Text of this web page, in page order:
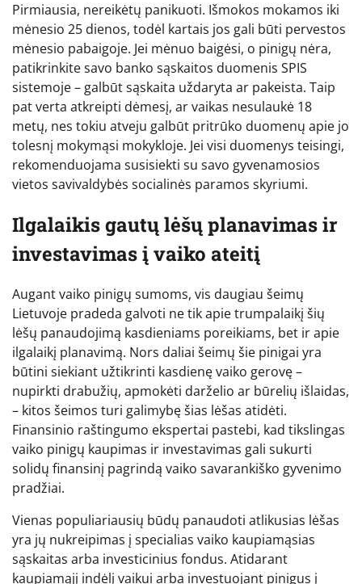
Pirmiausia, nereikėtų panikuoti. Išmokos mokamos iki
mėnesio 25 dienos, todėl kartais jos gali būti pervestos
mėnesio pabaigoje. Jei mėnuo baigėsi, o pinigų nėra,
patikrinkite savo banko sąskaitos duomenis SPIS
sistemoje – galbūt sąskaita uždaryta ar pakeista. Taip
pat verta atkreipti dėmesį, ar vaikas nesulaukė 18
metų, nes tokiu atveju galbūt pritrūko duomenų apie jo
tolesnį mokymąsi mokykloje. Jei visi duomenys teisingi,
rekomenduojama susisiekti su savo gyvenamosios
vietos savivaldybės socialinės paramos skyriumi.
Ilgalaikis gautų lėšų planavimas ir
investavimas į vaiko ateitį
Augant vaiko pinigų sumoms, vis daugiau šeimų
Lietuvoje pradeda galvoti ne tik apie trumpalaikį šių
lėšų panaudojimą kasdieniams poreikiams, bet ir apie
ilgalaikį planavimą. Nors daliai šeimų šie pinigai yra
būtini siekiant užtikrinti kasdienę vaiko gerovę –
nupirkti drabužių, apmokėti darželio ar būrelių išlaidas,
– kitos šeimos turi galimybę šias lėšas atidėti.
Finansinio raštingumo ekspertai pastebi, kad tikslingas
vaiko pinigų kaupimas ir investavimas gali sukurti
solidų finansinį pagrindą vaiko savarankiško gyvenimo
pradžiai.
Vienas populiariausių būdų panaudoti atlikusias lėšas
yra jų nukreipimas į specialias vaiko kaupiamąsias
sąskaitas arba investicinius fondus. Atidarant
kaupiamąjį indėlį vaikui arba investuojant pinigus į